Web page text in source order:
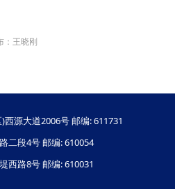
：王晓刚
源大道2006号 邮编: 611731
二段4号 邮编: 610054
西路8号 邮编: 610031